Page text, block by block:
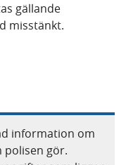
gällande
misstänkt.
information om
polisen gör.